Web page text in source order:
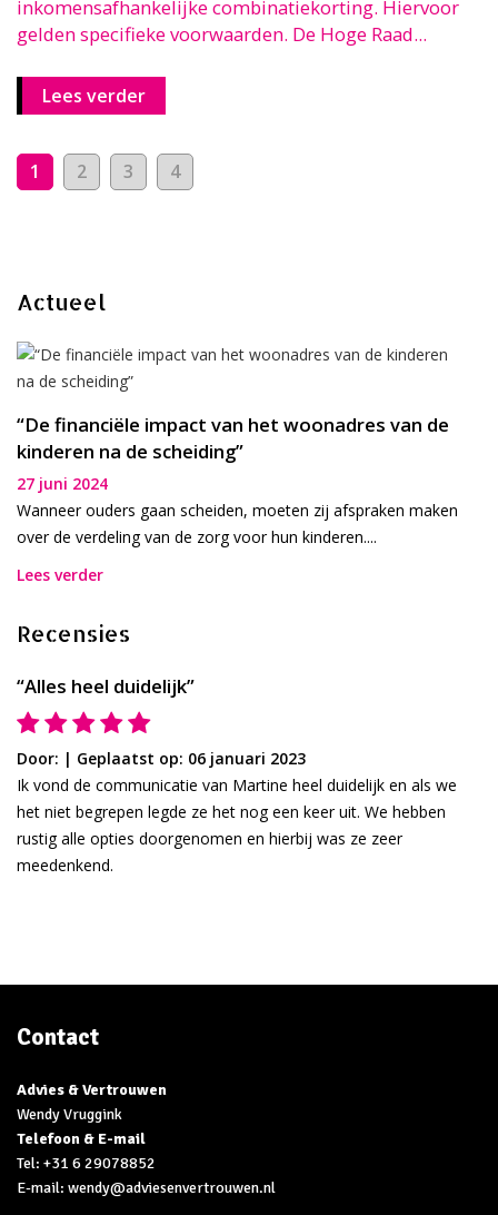
inkomensafhankelijke combinatiekorting. Hiervoor
gelden specifieke voorwaarden. De Hoge Raad...
Lees verder
1 2 3 4
Actueel
“De financiële impact van het woonadres van de
kinderen na de scheiding”
27 juni 2024
Wanneer ouders gaan scheiden, moeten zij afspraken maken
over de verdeling van de zorg voor hun kinderen....
Lees verder
Recensies
“Alles heel duidelijk”
Door: | Geplaatst op: 06 januari 2023
Ik vond de communicatie van Martine heel duidelijk en als we
het niet begrepen legde ze het nog een keer uit. We hebben
rustig alle opties doorgenomen en hierbij was ze zeer
meedenkend.
Contact
Advies & Vertrouwen
Wendy Vruggink
Telefoon & E-mail
Tel: +31 6 29078852
E-mail: wendy@adviesenvertrouwen.nl